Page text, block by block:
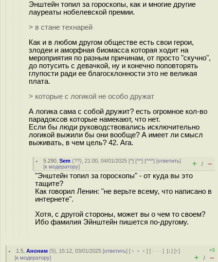
Энштейн топил за гороскопы, как и многие другие
лауреаты нобелевской премии.
> в стане технарей
Как и в любом другом обществе есть свои герои,
злодеи и аморфная биомасса которая ходит на
мероприятия по разным причинам, от просто "скучно",
до потусить с девачкой, ну и конечно поповторять
глупости ради ее благосклонности это не великая
плата.
> которые с логикой не особо дружат
А логика сама с собой дружит? есть огромное кол-во
парадоксов которые намекают, что нет.
Если бы люди руководствовались исключительно
логикой выжили бы они вообще? А имеет ли смысл
выживать, в чем цель? 42. Ага.
5.290 ,Sem (??), 21:00, 04/01/2025 [^] [^^] [^^^] [ответить]
[к модератору] + / –
"Энштейн топил за гороскопы" - от куда вы это
тащите?
Как говорил Ленин: "не верьте всему, что написано в
интернете".
Хотя, с другой стороны, может вы о чем то своем?
Ибо фамилия Эйнштейн пишется по-другому.
1.5 ,Аноним (5), 15:12, 03/01/2025 [ответить] [ ﹢﹢﹢] [ · · ·][↓] [↑]
[к модератору]
+5
+ / –